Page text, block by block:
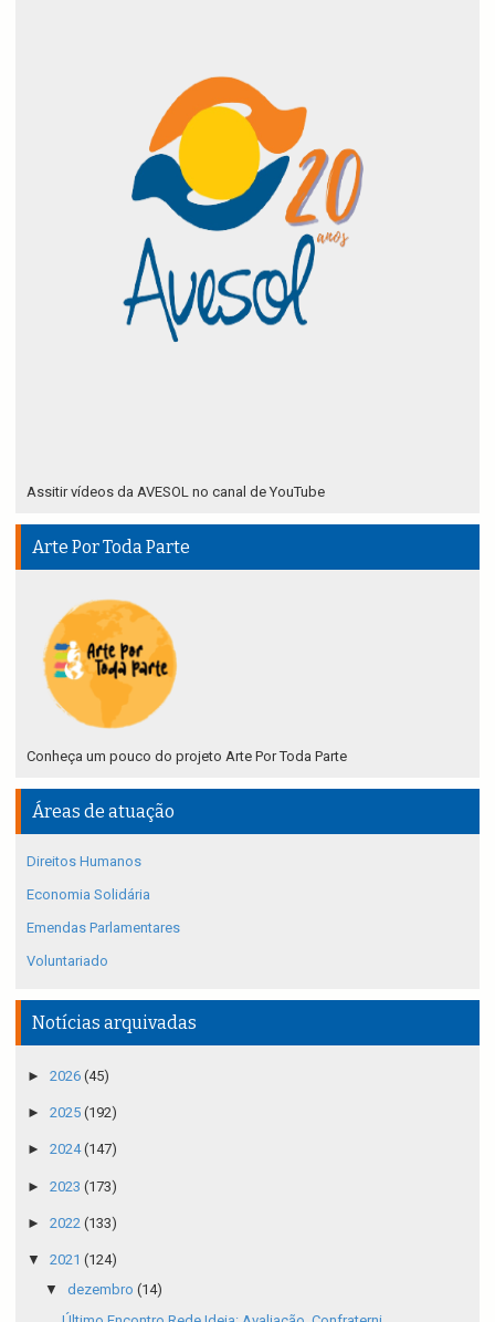
Assitir vídeos da AVESOL no canal de YouTube
Arte Por Toda Parte
Conheça um pouco do projeto Arte Por Toda Parte
Áreas de atuação
Direitos Humanos
Economia Solidária
Emendas Parlamentares
Voluntariado
Notícias arquivadas
► 2026 (45)
► 2025 (192)
► 2024(147)
► 2023 (173)
► 2022 (133)
▼ 2021 (124)
▼ dezembro (14)